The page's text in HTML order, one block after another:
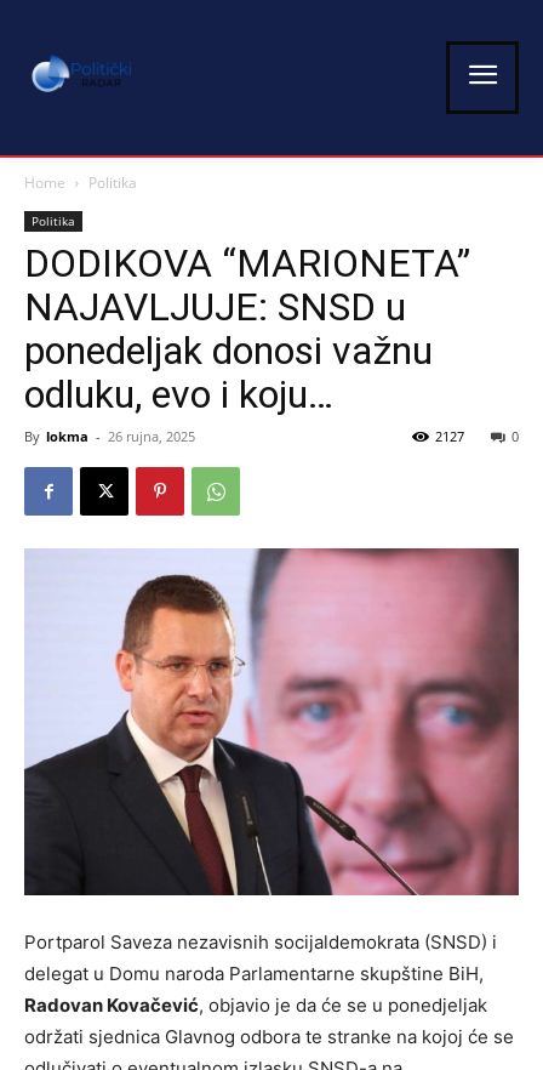
Home Politika
Politika
DODIKOVA “MARIONETA”
NAJAVLJUJE: SNSD u
ponedeljak donosi važnu
odluku, evo i koju…
By lokma - 26 rujna, 2025 0
2127
Portparol Saveza nezavisnih socijaldemokrata (SNSD) i
delegat u Domu naroda Parlamentarne skupštine BiH,
Radovan Kovačević, objavio je da će se u ponedjeljak
održati sjednica Glavnog odbora te stranke na kojoj će se